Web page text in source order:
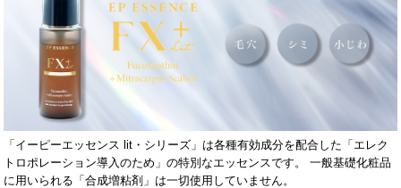
「イーピーエッセンス lit・シリーズ」は各種有効成分を配合した「エレク
トロポレーション導入のため」の特別なエッセンスです。 一般基礎化粧品
に用いられる「合成増粘剤」は一切使用していません。